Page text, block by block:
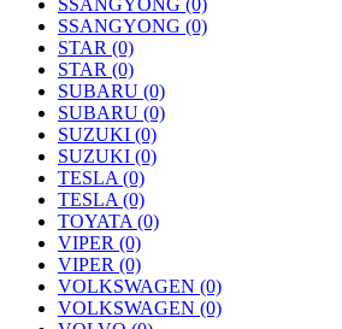
SSANGYONG (0)
SSANGYONG (0)
STAR (0)
STAR (0)
SUBARU (0)
SUBARU (0)
SUZUKI (0)
SUZUKI (0)
TESLA (0)
TESLA (0)
TOYATA (0)
VIPER (0)
VIPER (0)
VOLKSWAGEN (0)
VOLKSWAGEN (0)